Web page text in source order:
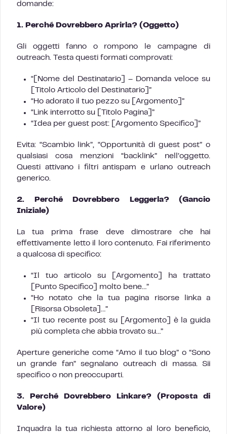
domande:
1. Perché Dovrebbero Aprirla? (Oggetto)
Gli oggetti fanno o rompono le campagne di
outreach. Testa questi formati comprovati:
“[Nome del Destinatario] – Domanda veloce su
[Titolo Articolo del Destinatario]”
“Ho adorato il tuo pezzo su [Argomento]”
“Link interrotto su [Titolo Pagina]”
“Idea per guest post: [Argomento Specifico]”
Evita: “Scambio link”, “Opportunità di guest post” o
qualsiasi cosa menzioni “backlink” nell’oggetto.
Questi attivano i filtri antispam e urlano outreach
generico.
2. Perché Dovrebbero Leggerla? (Gancio
Iniziale)
La tua prima frase deve dimostrare che hai
effettivamente letto il loro contenuto. Fai riferimento
a qualcosa di specifico:
“Il tuo articolo su [Argomento] ha trattato
[Punto Specifico] molto bene…”
“Ho notato che la tua pagina risorse linka a
[Risorsa Obsoleta]…”
“Il tuo recente post su [Argomento] è la guida
più completa che abbia trovato su…”
Aperture generiche come “Amo il tuo blog” o “Sono
un grande fan” segnalano outreach di massa. Sii
specifico o non preoccuparti.
3. Perché Dovrebbero Linkare? (Proposta di
Valore)
Inquadra la tua richiesta attorno al loro beneficio,